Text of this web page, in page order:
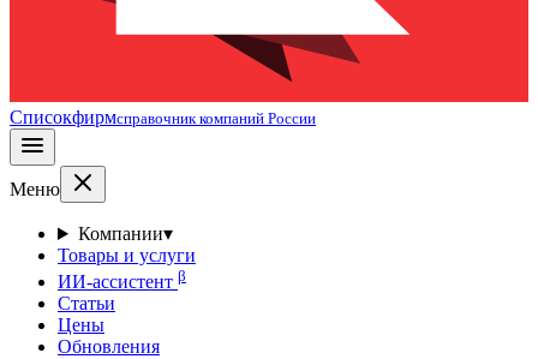
Списокфирмсправочник компаний России
Меню
Компании▾
Товары и услуги
ИИ-ассистент β
Статьи
Цены
Обновления